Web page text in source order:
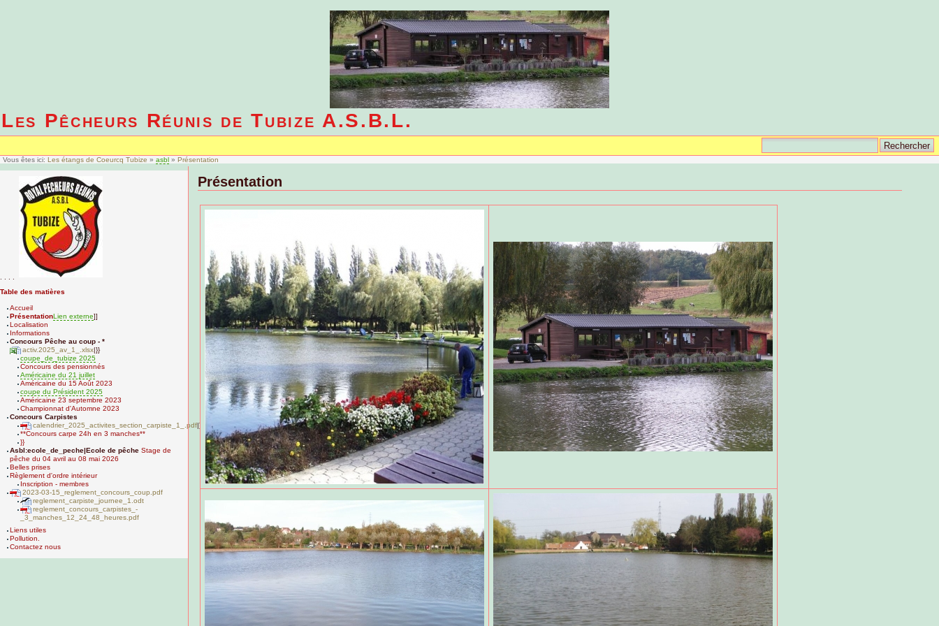
Les Pêcheurs Réunis de Tubize A.S.B.L.
Vous êtes ici: Les étangs de Coeurcq Tubize » asbl » Présentation
Table des matières
Accueil
PrésentationLien externe]]
Localisation
Informations
Concours Pêche au coup - *
activ.2025_av_1_.xlsx |}}
coupe_de_tubize 2025
Concours des pensionnés
Américaine du 21 juillet
Américaine du 15 Août 2023
coupe du Président 2025
Américaine 23 septembre 2023
Championnat d'Automne 2023
Concours Carpistes
calendrier_2025_activites_section_carpiste_1_.pdf|}}}
**Concours carpe 24h en 3 manches**
}}
Asbl:ecole_de_peche|Ecole de pêche Stage de
pêche du 04 avril au 08 mai 2026
Belles prises
Règlement d'ordre intérieur
Inscription - membres
2023-03-15_reglement_concours_coup.pdf
reglement_carpiste_journee_1.odt
reglement_concours_carpistes_-
_3_manches_12_24_48_heures.pdf
Liens utiles
Pollution.
Contactez nous
Présentation